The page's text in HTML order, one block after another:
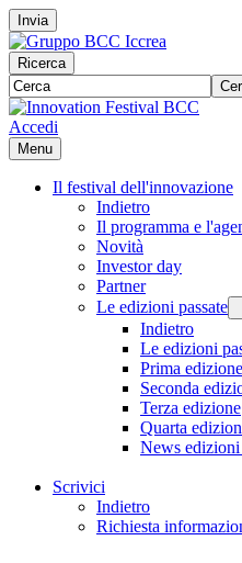
Invia
Ricerca
Accedi
Menu
Il festival dell'innovazione
Indietro
Il programma e
Novità
Investor day
Partner
Le edizioni passate
Indietro
Le edizioni
Prima edizione
Seconda
Terza edizione
Quarta
News edizioni
Scrivici
Indietro
Richiesta